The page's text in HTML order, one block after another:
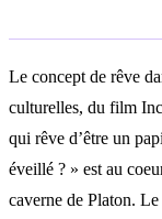
Le concept de rêve
culturelles, du film
qui rêve d’être un
éveillé ? » est au
caverne de Platon.